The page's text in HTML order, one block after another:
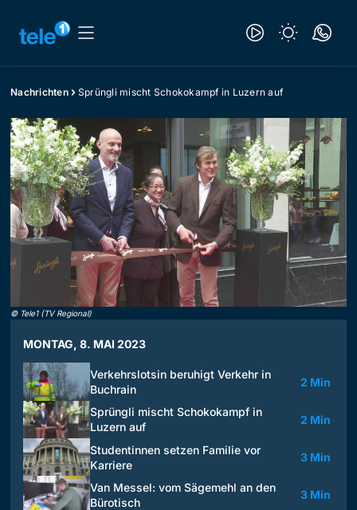
Nachrichten Sprüngli mischt Schokokampf in Luzern auf
© Tele1 (TV Regional)
MONTAG, 8. MAI 2023
Verkehrslotsin beruhigt Verkehr in
Buchrain
2 Min
Sprüngli mischt Schokokampf in
Luzern auf
2 Min
Studentinnen setzen Familie vor
Karriere
3 Min
Van Messel: vom Sägemehl an den
Bürotisch
3 Min